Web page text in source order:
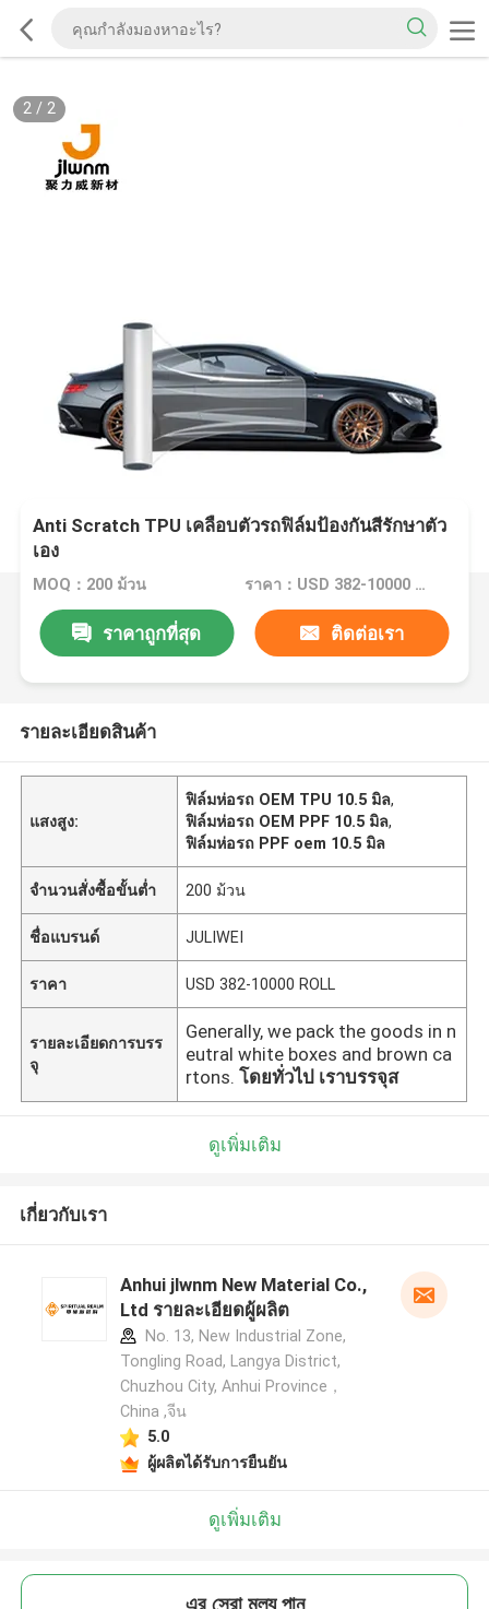
2/ 2
Anti Scratch TPU เคลือบตัวรถฟิล์มป้องกันสีรักษาตัว
เอง
MOQ：200 ม้วน ราคา：USD 382-10000 ROLL
ราคาถูกที่สุด ติดต่อเรา
รายละเอียดสินค้า
แสงสูง:
ฟิล์มห่อรถ OEM TPU 10.5 มิล,
ฟิล์มห่อรถ OEM PPF 10.5 มิล,
ฟิล์มห่อรถ PPF oem 10.5 มิล
จำนวนสั่งซื้อขั้นต่ำ 200 ม้วน
ชื่อแบรนด์ JULIWEI
ราคา USD 382-10000 ROLL
รายละเอียดการบรร
จุ
Generally, we pack the goods in n
eutral white boxes and brown ca
rtons. โดยทั่วไป เราบรรจุส
ดูเพิ่มเติม
เกี่ยวกับเรา
Anhui jlwnm New Material Co.,
Ltd รายละเอียดผู้ผลิต
No. 13, New Industrial Zone,
Tongling Road, Langya District,
Chuzhou City, Anhui Province，
China ,จีน
5.0
ผู้ผลิตได้รับการยืนยัน
ดูเพิ่มเติม